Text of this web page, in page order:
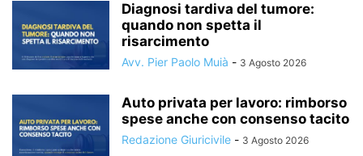
Diagnosi tardiva del tumore:
quando non spetta il
risarcimento
Avv. Pier Paolo Muià - 3 Agosto 2026
Auto privata per lavoro: rimborso
spese anche con consenso tacito
Redazione Giuricivile - 3 Agosto 2026